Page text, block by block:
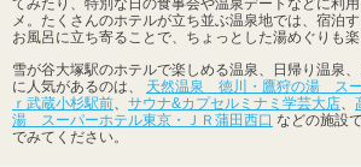
メ。たくさんのホテルが立ち並ぶ温泉地では、宿泊
お風呂に立ち寄ることで、ちょっとした湯めぐりも楽
雪が谷大塚駅のホテルで楽しめる温泉、日帰り温泉
に人気があるのは、 天然温泉 徳川・鷹狩の湯 スー
ｒ武蔵小杉駅前
サウナ&カプセルミナミ学芸大店
湯 スーパーホテル東京・ＪＲ蒲田西口 などの施設
でみてください。